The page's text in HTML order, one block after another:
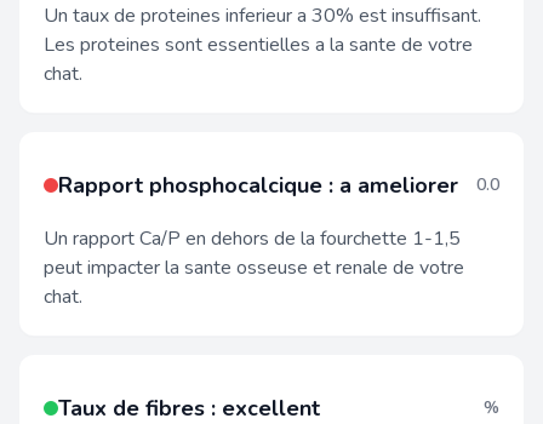
Un taux de proteines inferieur a 30% est insuffisant.
Les proteines sont essentielles a la sante de votre
chat.
Rapport phosphocalcique : a ameliorer 0.0
Un rapport Ca/P en dehors de la fourchette 1-1,5
peut impacter la sante osseuse et renale de votre
chat.
Taux de fibres : excellent %